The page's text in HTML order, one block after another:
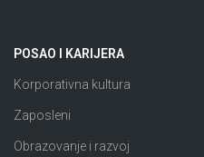
POSAO I KARIJERA
Korporativna kultura
Zaposleni
Obrazovanje i razvoj